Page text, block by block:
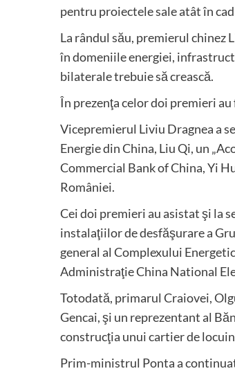
pentru proiectele sale atât în
La rândul său, premierul
în domeniile energiei,
bilaterale trebuie să crească.
În prezenţa celor doi premieri
Vicepremierul Liviu Dragnea a
Energie din China, Liu Qi, un
Commercial Bank of China, Yi
României.
Cei doi premieri au asistat şi la
instalaţiilor de desfăşurare a
general al Complexului
Administraţie China National
Totodată, primarul Craiovei,
Gencai, şi un reprezentant al
construcţia unui cartier de
Prim-ministrul Ponta a